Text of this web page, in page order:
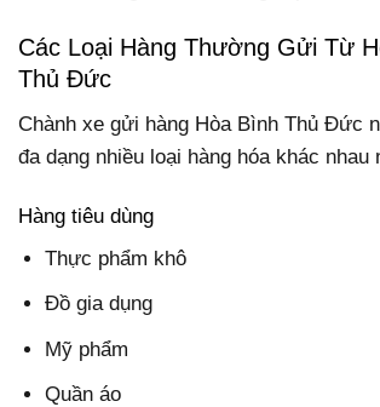
Các Loại Hàng Thường Gửi Từ
Thủ Đức
Chành xe gửi hàng Hòa Bình Thủ Đức
đa dạng nhiều loại hàng hóa khác nhau
Hàng tiêu dùng
Thực phẩm khô
Đồ gia dụng
Mỹ phẩm
Quần áo